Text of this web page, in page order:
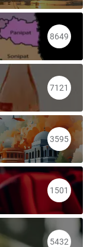
8649
7121
3595
1501
5432